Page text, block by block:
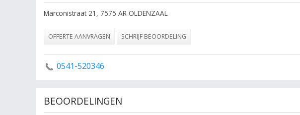
Marconistraat 21 , 7575 AR OLDENZAAL
OFFERTE AANVRAGEN SCHRIJF BEOORDELING
0541-520346
BEOORDELINGEN